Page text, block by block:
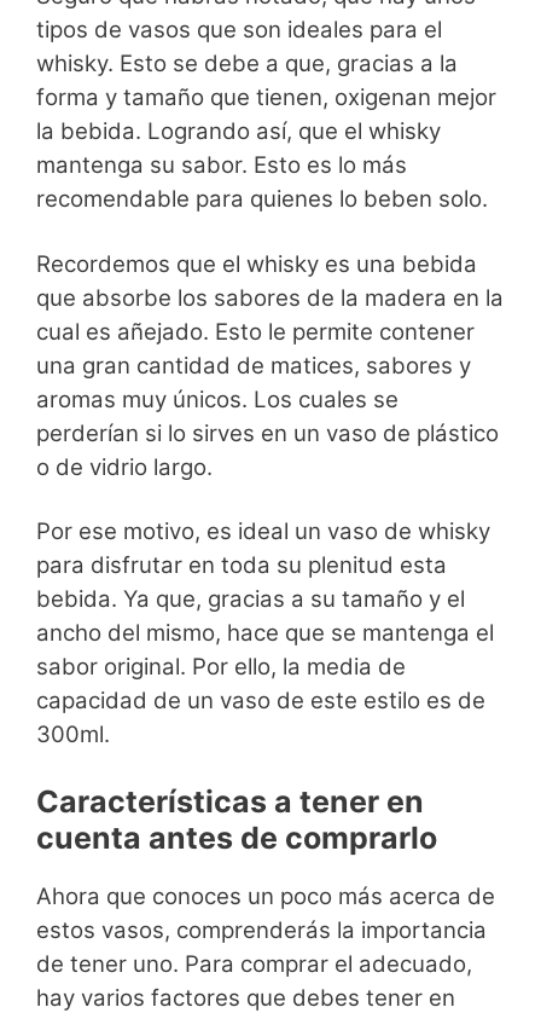
tipos de vasos que son ideales para el
whisky. Esto se debe a que, gracias a la
forma y tamaño que tienen, oxigenan mejor
la bebida. Logrando así, que el whisky
mantenga su sabor. Esto es lo más
recomendable para quienes lo beben solo.
Recordemos que el whisky es una bebida
que absorbe los sabores de la madera en la
cual es añejado. Esto le permite contener
una gran cantidad de matices, sabores y
aromas muy únicos. Los cuales se
perderían si lo sirves en un vaso de plástico
o de vidrio largo.
Por ese motivo, es ideal un vaso de whisky
para disfrutar en toda su plenitud esta
bebida. Ya que, gracias a su tamaño y el
ancho del mismo, hace que se mantenga el
sabor original. Por ello, la media de
capacidad de un vaso de este estilo es de
300ml.
Características a tener en
cuenta antes de comprarlo
Ahora que conoces un poco más acerca de
estos vasos, comprenderás la importancia
de tener uno. Para comprar el adecuado,
hay varios factores que debes tener en